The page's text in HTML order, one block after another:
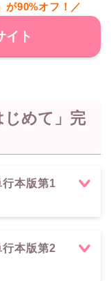
が90%オフ！／
イト
じめて」完
本版第1
本版第2